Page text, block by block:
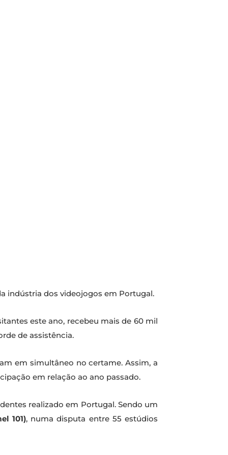
indústria dos videojogos em Portugal.
este ano, recebeu mais de 60 mil
de assistência.
em simultâneo no certame. Assim, a
em relação ao ano passado.
realizado em Portugal. Sendo um
101), numa disputa entre 55 estúdios